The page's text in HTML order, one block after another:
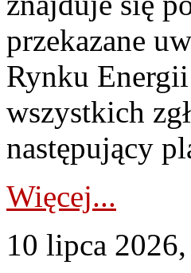
przekazane
Rynku
wszystkich
następujący
Więcej...
10 lipca